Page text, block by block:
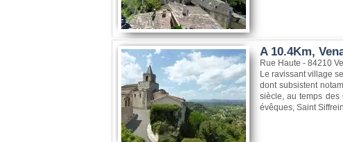
A 10.4Km,
Rue Haute - 84210
Le ravissant village
dont subsistent
siècle, au temps
évêques, Saint